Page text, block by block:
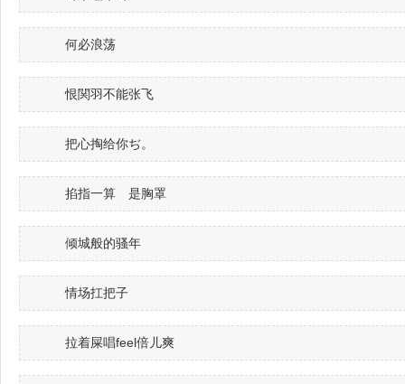
何必浪荡
恨関羽不能张飞
把心掏给你ぢ。
掐指一算ゝ是胸罩
倾城般的骚年
情场扛把子
拉着屎唱feel倍儿爽